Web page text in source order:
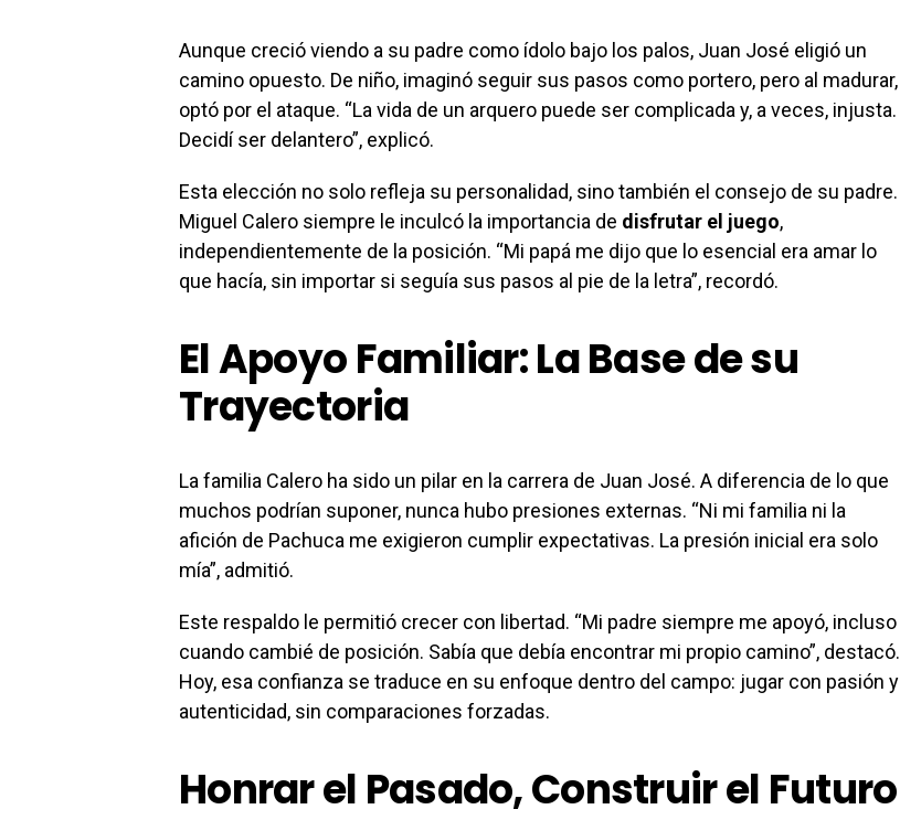
Aunque creció viendo a su padre como ídolo bajo los palos, Juan José eligió un
camino opuesto. De niño, imaginó seguir sus pasos como portero, pero al madurar,
optó por el ataque. “La vida de un arquero puede ser complicada y, a veces, injusta.
Decidí ser delantero”, explicó.
Esta elección no solo refleja su personalidad, sino también el consejo de su padre.
Miguel Calero siempre le inculcó la importancia de disfrutar el juego,
independientemente de la posición. “Mi papá me dijo que lo esencial era amar lo
que hacía, sin importar si seguía sus pasos al pie de la letra”, recordó.
El Apoyo Familiar: La Base de su
Trayectoria
La familia Calero ha sido un pilar en la carrera de Juan José. A diferencia de lo que
muchos podrían suponer, nunca hubo presiones externas. “Ni mi familia ni la
afición de Pachuca me exigieron cumplir expectativas. La presión inicial era solo
mía”, admitió.
Este respaldo le permitió crecer con libertad. “Mi padre siempre me apoyó, incluso
cuando cambié de posición. Sabía que debía encontrar mi propio camino”, destacó.
Hoy, esa confianza se traduce en su enfoque dentro del campo: jugar con pasión y
autenticidad, sin comparaciones forzadas.
Honrar el Pasado, Construir el Futuro